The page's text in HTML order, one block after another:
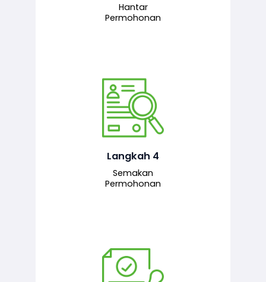
Hantar
Permohonan
Langkah 4
Semakan
Permohonan
Pegawai penyemak menyemak
maklumat yang dikemukakan. Jika
semua maklumat adalah lengkap dan
kepada pegawai pelulus untuk
tindakan seterusnya.